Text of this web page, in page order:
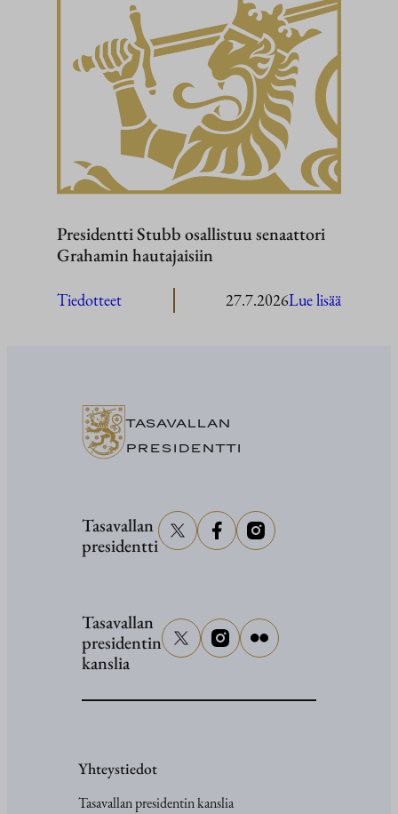
Presidentti Stubb osallistuu senaattori
Grahamin hautajaisiin
Tiedotteet 27.7.2026Lue lisää
TASAVALLAN
PRESIDENTTI
Tasavallan
presidentti
Tasavallan
presidentin
kanslia
Yhteystiedot
Tasavallan presidentin kanslia